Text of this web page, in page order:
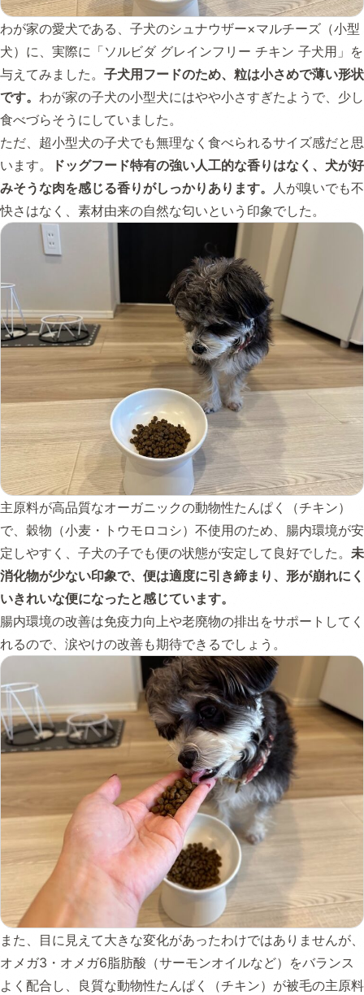
わが家の愛犬である、子犬のシュナウザー×マルチーズ（小型
犬）に、実際に「ソルビダ グレインフリー チキン 子犬用」を
与えてみました。 子犬用フードのため、粒は小さめで薄い形状
です。 わが家の子犬の小型犬にはやや小さすぎたようで、少し
食べづらそうにしていました。
ただ、超小型犬の子犬でも無理なく食べられるサイズ感だと思
います。
ドッグフード特有の強い人工的な香りはなく、犬が好
みそうな肉を感じる香りがしっかりあります。 人が嗅いでも不
快さはなく、素材由来の自然な匂いという印象でした。
主原料が高品質なオーガニックの動物性たんぱく（チキン）
で、穀物（小麦・トウモロコシ）不使用のため、腸内環境が安
定しやすく、子犬の子でも便の状態が安定して良好でした。 未
消化物が少ない印象で、便は適度に引き締まり、形が崩れにく
いきれいな便になったと感じています。
腸内環境の改善は免疫力向上や老廃物の排出をサポートしてく
れるので、涙やけの改善も期待できるでしょう。
また、目に見えて大きな変化があったわけではありませんが、
オメガ3・オメガ6脂肪酸（サーモンオイルなど）をバランス
よく配合し、良質な動物性たんぱく（チキン）が被毛の主原料